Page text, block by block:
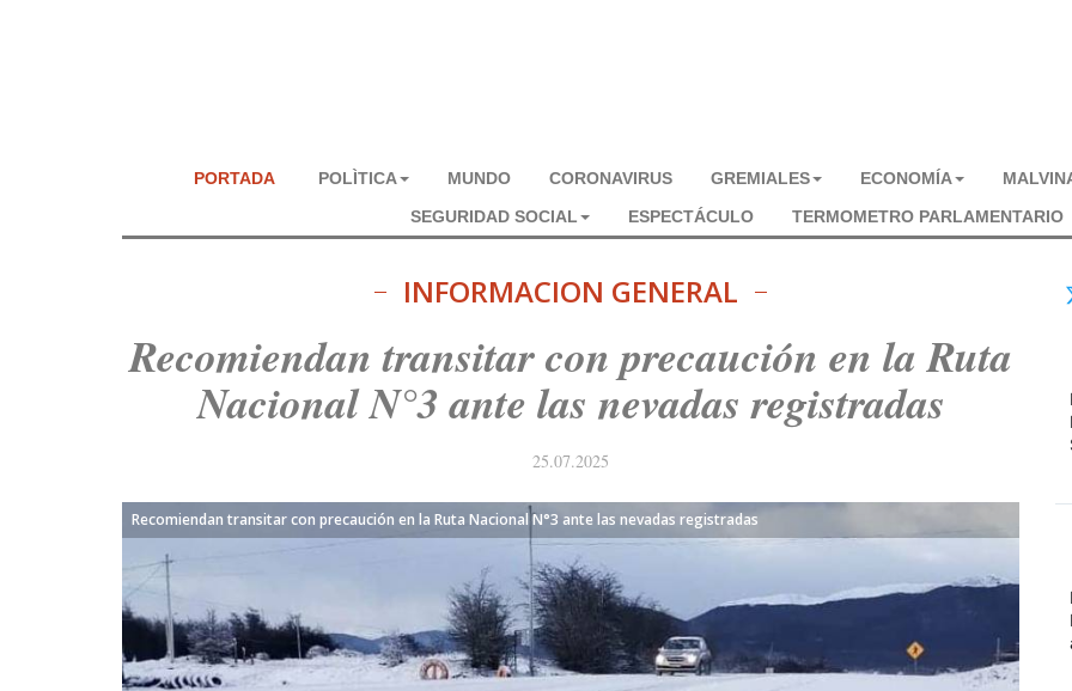
PORTADA POLÌTICA MUNDO CORONAVIRUS GREMIALES ECONOMÍA
SEGURIDAD SOCIAL
ESPECTÁCULO TERMOMETRO PARLAMENTARIO
INFORMACION GENERAL
Recomiendan transitar con precaución en la Ruta
Nacional N°3 ante las nevadas registradas
25.07.2025
Recomiendan transitar con precaución en la Ruta Nacional N°3 ante las nevadas registradas